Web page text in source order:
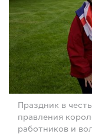
Праздник в
правления
работников и